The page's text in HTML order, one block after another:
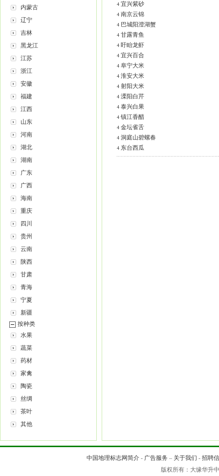
内蒙古
辽宁
吉林
黑龙江
江苏
浙江
安徽
福建
江西
山东
河南
湖北
湖南
广东
广西
海南
重庆
四川
贵州
云南
陕西
甘肃
青海
宁夏
新疆
按种类
水果
蔬菜
药材
家禽
陶瓷
丝绸
茶叶
其他
4 宜兴紫砂
4 南京云锦
4 巴城阳澄湖蟹
4 甘露青鱼
4 盱眙龙虾
4 宜兴百合
4 阜宁大米
4 淮安大米
4 射阳大米
4 溧阳白芹
4 泰兴白果
4 镇江香醋
4 金坛雀舌
4 洞庭山碧螺春
4 东台西瓜
中国地理标志网简介 - 广告服务 – 关于我们 - 招聘
版权所有：大缘